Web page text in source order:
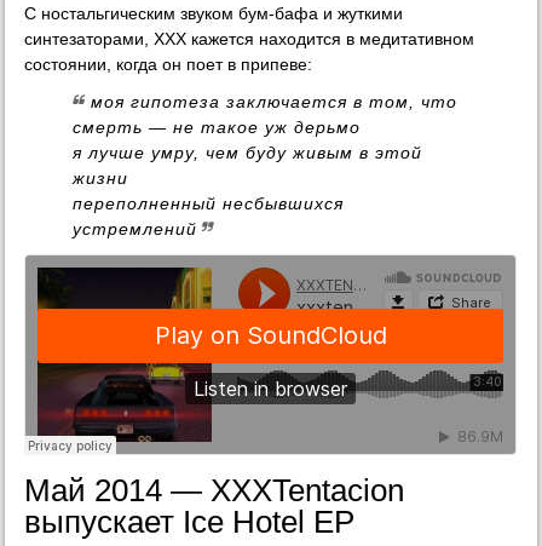
С ностальгическим звуком бум-бафа и жуткими
синтезаторами, XXX кажется находится в медитативном
состоянии, когда он поет в припеве:
моя гипотеза заключается в том, что
смерть — не такое уж дерьмо
я лучше умру, чем буду живым в этой
жизни
переполненный несбывшихся
устремлений
Май 2014 — XXXTentacion
выпускает Ice Hotel EP